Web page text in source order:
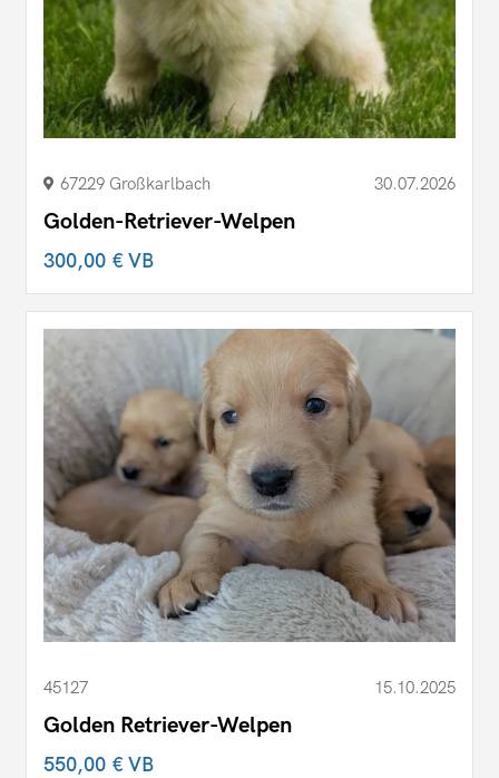
67229 Großkarlbach 30.07.2026
Golden-Retriever-Welpen
300,00 €VB
45127 15.10.2025
Golden Retriever-Welpen
550,00 €VB